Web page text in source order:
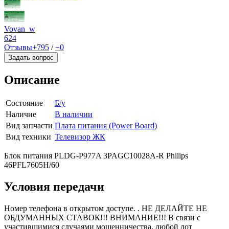
Vovan_w
624
Отзывы+795 /−0
Задать вопрос
Описание
Состояние
Б/у
Наличие
В наличии
Вид запчасти Плата питания (Power Board)
Вид техники Телевизор ЖК
Блок питания PLDG-P977A 3PAGC10028A-R Philips
46PFL7605H/60
Условия передачи
Номер телефона в открытом доступе. . НЕ ДЕЛАЙТЕ НЕ
ОБДУМАННЫХ СТАВОК!!! ВНИМАНИЕ!!! В связи с
участившимися случаями мошенничества, любой лот